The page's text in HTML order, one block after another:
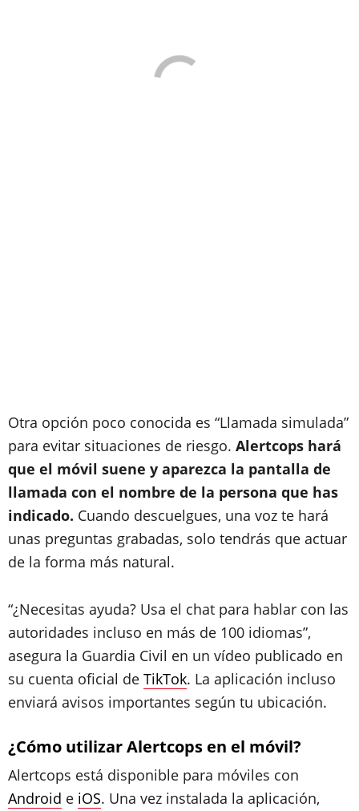
Otra opción poco conocida es “Llamada simulada”
para evitar situaciones de riesgo. Alertcops hará
que el móvil suene y aparezca la pantalla de
llamada con el nombre de la persona que has
indicado. Cuando descuelgues, una voz te hará
unas preguntas grabadas, solo tendrás que actuar
de la forma más natural.
“¿Necesitas ayuda? Usa el chat para hablar con las
autoridades incluso en más de 100 idiomas”,
asegura la Guardia Civil en un vídeo publicado en
su cuenta oficial de TikTok. La aplicación incluso
enviará avisos importantes según tu ubicación.
¿Cómo utilizar Alertcops en el móvil?
Alertcops está disponible para móviles con
Android e iOS. Una vez instalada la aplicación,